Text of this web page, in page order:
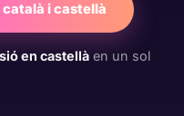
i castellà
en castellà en un sol